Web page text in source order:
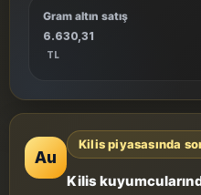
Gram altın satış
6.630,31
TL
Au
Kilis piyasasında
Kilis